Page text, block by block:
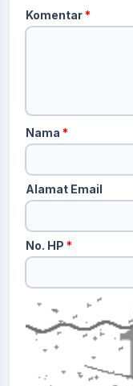
Komentar*
Nama *
Alamat Email
No. HP *